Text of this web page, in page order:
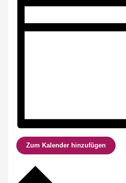
Zum Kalender hinzufügen